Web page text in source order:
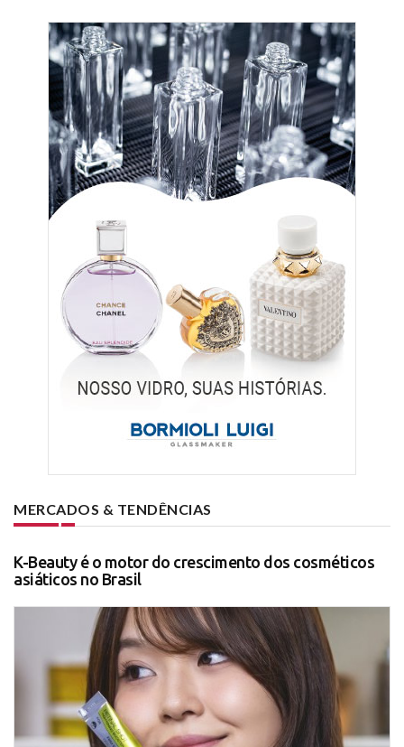
MERCADOS & TENDÊNCIAS
K-Beauty é o motor do crescimento dos cosméticos
asiáticos no Brasil